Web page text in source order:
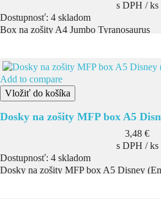
s DPH / ks
Dostupnosť: 4 skladom
Box na zošity A4 Jumbo Tyranosaurus
Add to compare
Vložiť do košíka
Dosky na zošity MFP box A5
Cena
3,48 €
s DPH / ks
Dostupnosť: 4 skladom
Dosky na zošity MFP box A5 Disney